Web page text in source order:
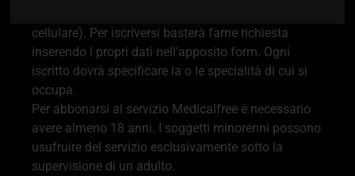
cellulare). Per iscriversi basterà farne richiesta
inserendo i propri dati nell’apposito form. Ogni
iscritto dovrà specificare la o le specialità di cui si
occupa.
Per abbonarsi al servizio Medicalfree è necessario
avere almeno 18 anni. I soggetti minorenni possono
usufruire del servizio esclusivamente sotto la
supervisione di un adulto.